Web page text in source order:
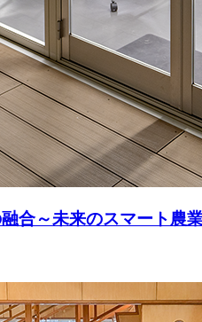
合～未来のスマート